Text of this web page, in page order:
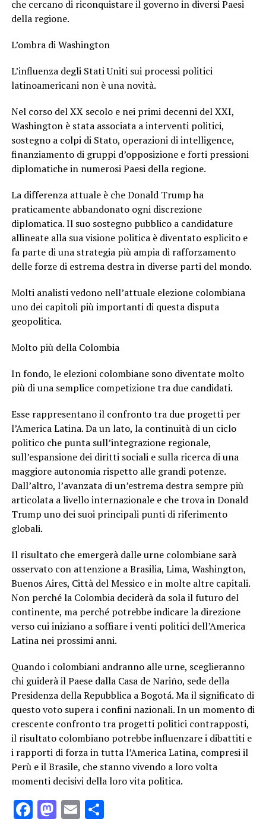
che cercano di riconquistare il governo in diversi Paesi
della regione.
L’ombra di Washington
L’influenza degli Stati Uniti sui processi politici
latinoamericani non è una novità.
Nel corso del XX secolo e nei primi decenni del XXI,
Washington è stata associata a interventi politici,
sostegno a colpi di Stato, operazioni di intelligence,
finanziamento di gruppi d’opposizione e forti pressioni
diplomatiche in numerosi Paesi della regione.
La differenza attuale è che Donald Trump ha
praticamente abbandonato ogni discrezione
diplomatica. Il suo sostegno pubblico a candidature
allineate alla sua visione politica è diventato esplicito e
fa parte di una strategia più ampia di rafforzamento
delle forze di estrema destra in diverse parti del mondo.
Molti analisti vedono nell’attuale elezione colombiana
uno dei capitoli più importanti di questa disputa
geopolitica.
Molto più della Colombia
In fondo, le elezioni colombiane sono diventate molto
più di una semplice competizione tra due candidati.
Esse rappresentano il confronto tra due progetti per
l’America Latina. Da un lato, la continuità di un ciclo
politico che punta sull’integrazione regionale,
sull’espansione dei diritti sociali e sulla ricerca di una
maggiore autonomia rispetto alle grandi potenze.
Dall’altro, l’avanzata di un’estrema destra sempre più
articolata a livello internazionale e che trova in Donald
Trump uno dei suoi principali punti di riferimento
globali.
Il risultato che emergerà dalle urne colombiane sarà
osservato con attenzione a Brasilia, Lima, Washington,
Buenos Aires, Città del Messico e in molte altre capitali.
Non perché la Colombia deciderà da sola il futuro del
continente, ma perché potrebbe indicare la direzione
verso cui iniziano a soffiare i venti politici dell’America
Latina nei prossimi anni.
Quando i colombiani andranno alle urne, sceglieranno
chi guiderà il Paese dalla Casa de Nariño, sede della
Presidenza della Repubblica a Bogotá. Ma il significato di
questo voto supera i confini nazionali. In un momento di
crescente confronto tra progetti politici contrapposti,
il risultato colombiano potrebbe influenzare i dibattiti e
i rapporti di forza in tutta l’America Latina, compresi il
Perù e il Brasile, che stanno vivendo a loro volta
momenti decisivi della loro vita politica.
Facebook
Mastodon
EmailCondividi